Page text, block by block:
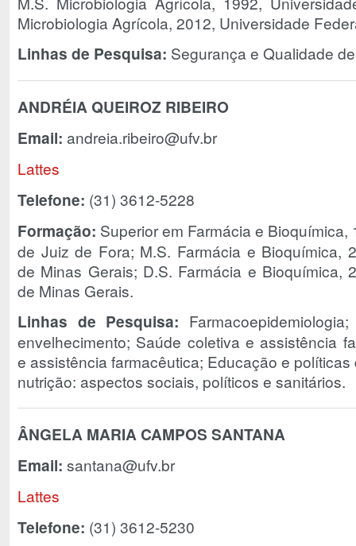
Microbiologia Agrícola, 2012, Universidade
Linhas de Pesquisa: Segurança e Qualidade
ANDRÉIA QUEIROZ RIBEIRO
Email: andreia.ribeiro@ufv.br
Lattes
Telefone: (31) 3612-5228
Formação: Superior em Farmácia e
de Juiz de Fora; M.S. Farmácia e Bioquímica,
de Minas Gerais; D.S. Farmácia e Bioquímica,
de Minas Gerais.
Linhas de Pesquisa:
envelhecimento; Saúde coletiva e assistência
e assistência farmacêutica; Educação e
nutrição: aspectos sociais, políticos e sanitários.
ÂNGELA MARIA CAMPOS SANTANA
Email: santana@ufv.br
Lattes
Telefone: (31) 3612-5230